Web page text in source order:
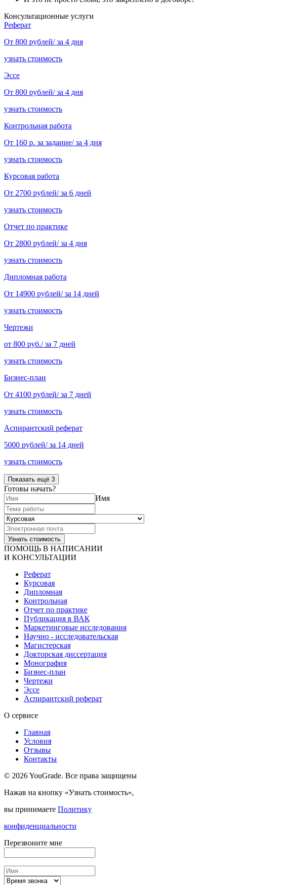
Консультационные услуги
Реферат
От 800 рублей/ за 4 дня
узнать стоимость
Эссе
От 800 рублей/ за 4 дня
узнать стоимость
Контрольная работа
От 160 р. за задание/ за 4 дня
узнать стоимость
Курсовая работа
От 2700 рублей/ за 6 дней
узнать стоимость
Отчет по практике
От 2800 рублей/ за 4 дня
узнать стоимость
Дипломная работа
От 14900 рублей/ за 14 дней
узнать стоимость
Чертежи
от 800 руб./ за 7 дней
узнать стоимость
Бизнес-план
От 4100 рублей/ за 7 дней
узнать стоимость
Аспирантский реферат
5000 рублей/ за 14 дней
узнать стоимость
Показать ещё 3
Готовы начать?
Имя
ПОМОЩЬ В НАПИСАНИИ
И КОНСУЛЬТАЦИИ
Реферат
Курсовая
Дипломная
Контрольная
Отчет по практике
Публикация в ВАК
Маркетинговые исследования
Научно - исследовательская
Магистерская
Докторская диссертация
Монография
Бизнес-план
Чертежи
Эссе
Аспирантский реферат
О сервисе
Главная
Условия
Отзывы
Контакты
© 2026 YouGrade. Все права защищены
Нажав на кнопку «Узнать стоимость»,
вы принимаете Политику
конфиденциальности
Перезвоните мне